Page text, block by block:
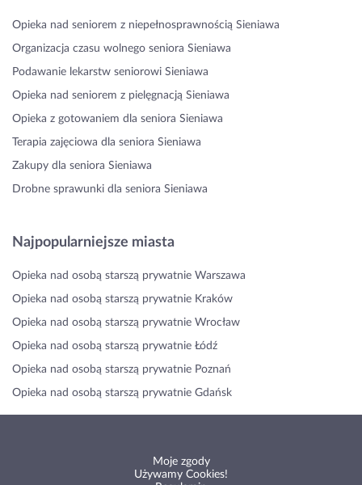
Opieka nad seniorem z niepełnosprawnością Sieniawa
Organizacja czasu wolnego seniora Sieniawa
Podawanie lekarstw seniorowi Sieniawa
Opieka nad seniorem z pielęgnacją Sieniawa
Opieka z gotowaniem dla seniora Sieniawa
Terapia zajęciowa dla seniora Sieniawa
Zakupy dla seniora Sieniawa
Drobne sprawunki dla seniora Sieniawa
Najpopularniejsze miasta
Opieka nad osobą starszą prywatnie Warszawa
Opieka nad osobą starszą prywatnie Kraków
Opieka nad osobą starszą prywatnie Wrocław
Opieka nad osobą starszą prywatnie Łódź
Opieka nad osobą starszą prywatnie Poznań
Opieka nad osobą starszą prywatnie Gdańsk
Moje zgody
Używamy Cookies!